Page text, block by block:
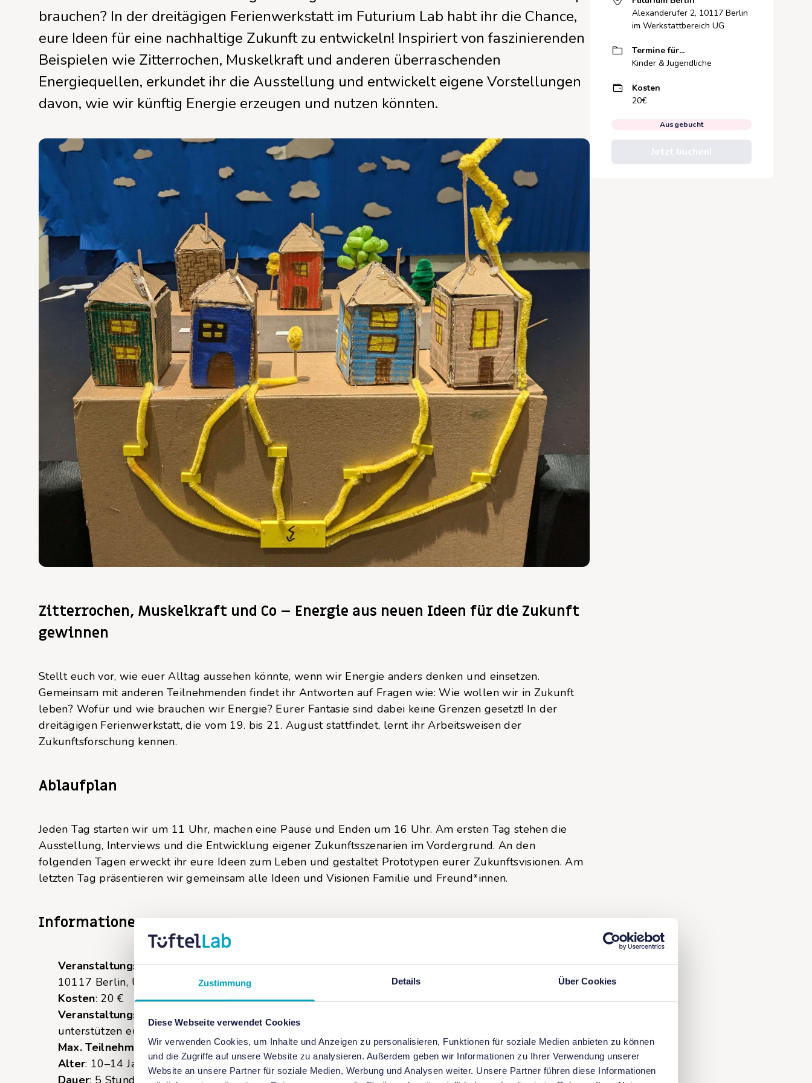
Zustimmung Details Über Cookies
Diese Webseite verwendet Cookies
Wir verwenden Cookies, um Inhalte und Anzeigen zu personalisieren, Funktionen für soziale Medien anbieten zu können
und die Zugriffe auf unsere Website zu analysieren. Außerdem geben wir Informationen zu Ihrer Verwendung unserer
Website an unsere Partner für soziale Medien, Werbung und Analysen weiter. Unsere Partner führen diese Informationen
Unser Programm für Schulen
2D/3D Modellierung
Quanten
Video und Animation
Methoden und Didaktik
Nachhaltigkeit im Making
Mehr Making Projekte &
Konzepte
Online-Meetups zum
Erfahrungsaustausch
Alle Angebote für Schulen
Alle Standorte
Partnerstandort werden
mehr über Junge Tüftler
brauchen? In der dreitägigen Ferienwerkstatt im Futurium Lab habt ihr die Chance,
eure Ideen für eine nachhaltige Zukunft zu entwickeln! Inspiriert von faszinierenden
Beispielen wie Zitterrochen, Muskelkraft und anderen überraschenden
Energiequellen, erkundet ihr die Ausstellung und entwickelt eigene Vorstellungen
davon, wie wir künftig Energie erzeugen und nutzen könnten.
Zitterrochen, Muskelkraft und Co – Energie aus neuen Ideen für die Zukunft
gewinnen
Stellt euch vor, wie euer Alltag aussehen könnte, wenn wir Energie anders denken und einsetzen.
Gemeinsam mit anderen Teilnehmenden findet ihr Antworten auf Fragen wie: Wie wollen wir in Zukunft
leben? Wofür und wie brauchen wir Energie? Eurer Fantasie sind dabei keine Grenzen gesetzt! In der
dreitägigen Ferienwerkstatt, die vom 19. bis 21. August stattfindet, lernt ihr Arbeitsweisen der
Zukunftsforschung kennen.
Ablaufplan
Jeden Tag starten wir um 11 Uhr, machen eine Pause und Enden um 16 Uhr. Am ersten Tag stehen die
Ausstellung, Interviews und die Entwicklung eigener Zukunftsszenarien im Vordergrund. An den
folgenden Tagen erweckt ihr eure Ideen zum Leben und gestaltet Prototypen eurer Zukunftsvisionen. Am
letzten Tag präsentieren wir gemeinsam alle Ideen und Visionen Familie und Freund*innen.
Informationen
Veranstaltungsort: Vor-Ort-Veranstaltung im Workshopbereich des Futurium-Labs (Alexanderufer2,
10117 Berlin, Untergeschoss) Das Futurium Lab ist über die Treppe oder den Fahrstuhl erreichbar.
Kosten: 20 €
Veranstaltungssprache
unterstützen euch gern bei den Experimenten und Workshop-Angeboten.
Max. Teilnehmer*innenzahl: 15
Alter: 10–14 Jahre
Dauer: 5 Stunden täglich an drei aufeinanderfolgenden Tagen
Alexanderufer 2, 10117 Berlin
im Werkstattbereich UG
Termine für...
Kinder & Jugendliche
Kosten
20€
Ausgebucht